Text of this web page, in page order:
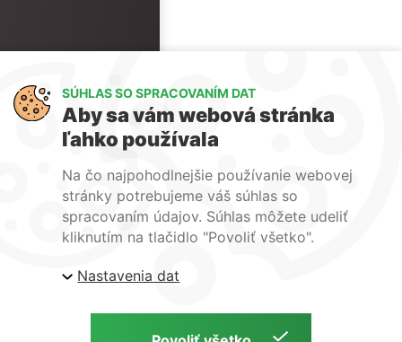
SÚHLAS SO SPRACOVANÍM DAT
Aby sa vám webová stránka
ľahko používala
Na čo najpohodlnejšie používanie webovej
stránky potrebujeme váš súhlas so
spracovaním údajov. Súhlas môžete udeliť
kliknutím na tlačidlo "Povoliť všetko".
Nastavenia dat